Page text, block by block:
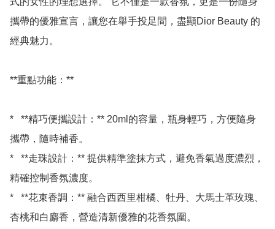
攜帶的優雅宣言，讓您在舉手投足間，盡顯Dior Beauty 的
經典魅力。
**重點功能：**
*   **精巧便攜設計：** 20ml的容量，瓶身輕巧，方便隨身
攜帶，隨時補香。
*   **走珠設計：** 提供精準塗抹方式，避免香氣過度濃烈，
精確控制香氛濃度。
*   **花束香調：** 融合西西里柑橘、牡丹、大馬士革玫瑰、
杏桃和白麝香，營造清新優雅的花香氛圍。